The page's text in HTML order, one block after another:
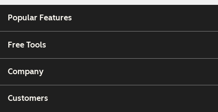
Popular Features
Free Tools
Company
Customers